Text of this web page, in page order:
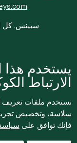
© 2020-2026
يستخدم هذا
الارتباط
نستخدم ملفات تعريف
سلاسة، وتخصيص
فإنك توافق على